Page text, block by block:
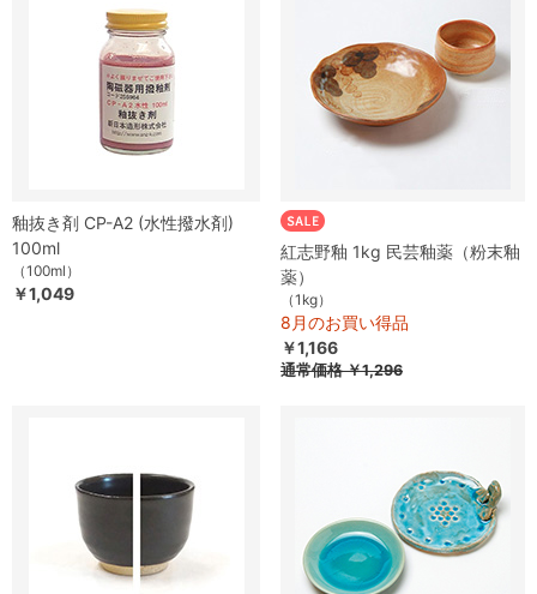
釉抜き剤 CP-A2 (水性撥水剤)
100ml
（100ml）
￥1,049
紅志野釉 1kg 民芸釉薬（粉末釉
薬）
（1kg）
8月のお買い得品
￥1,166
通常価格￥1,296